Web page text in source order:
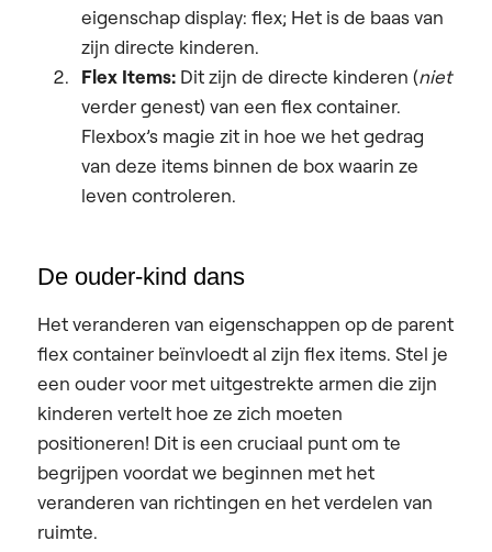
eigenschap display: flex; Het is de baas van
zijn directe kinderen.
Flex Items: Dit zijn de directe kinderen (niet
verder genest) van een flex container.
Flexbox’s magie zit in hoe we het gedrag
van deze items binnen de box waarin ze
leven controleren.
De ouder-kind dans
Het veranderen van eigenschappen op de parent
flex container beïnvloedt al zijn flex items. Stel je
een ouder voor met uitgestrekte armen die zijn
kinderen vertelt hoe ze zich moeten
positioneren! Dit is een cruciaal punt om te
begrijpen voordat we beginnen met het
veranderen van richtingen en het verdelen van
ruimte.